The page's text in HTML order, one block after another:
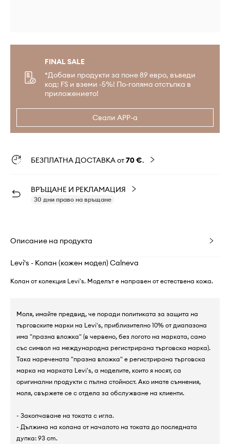
FINAL SALE
*Добави продукти за поне 89 евро, въведи
код: FS и вземи -5%! По-голяма отстъпка в
приложението!
Свали APP-а
БЕЗПЛАТНА ДОСТАВКА от70 €.
ВРЪЩАНЕ И РЕКЛАМАЦИЯ
30 дни право на връщане
Описание на продукта
Levi's - Колан (кожен модел) Calneva
Колан от колекция Levi's. Моделът е направен от естествена кожа.
Моля, имайте предвид, че поради политиката за защита на
търговските марки на Levi's, приблизително 10% от диапазона
има "празна вложка" (в червено, без логото на марката, само
със символ на международна регистрирана търговска марка).
Така наречената "празна вложка" е регистрирана търговска
марка на марката Levi's, а моделите, които я носят, са
оригинални продукти с пълна стойност. Ако имате съмнения,
моля, свържете се с отдела за обслужване на клиенти.
- Закопчаване на токата с игла.
- Дължина на колана от началото на токата до последната
дупка: 93 cm.